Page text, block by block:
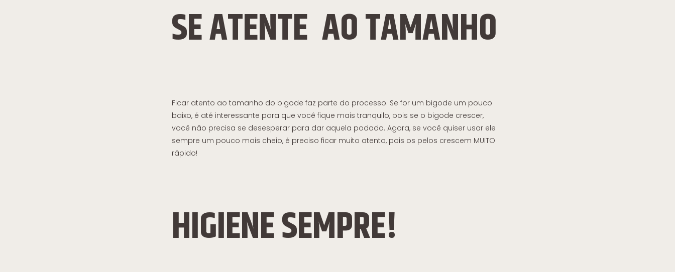
SE ATENTE AO TAMANHO
Ficar atento ao tamanho do bigode faz parte do processo. Se for um bigode um pouco
baixo, é até interessante para que você fique mais tranquilo, pois se o bigode crescer,
você não precisa se desesperar para dar aquela podada. Agora, se você quiser usar ele
sempre um pouco mais cheio, é preciso ficar muito atento, pois os pelos crescem MUITO
rápido!
HIGIENE SEMPRE!